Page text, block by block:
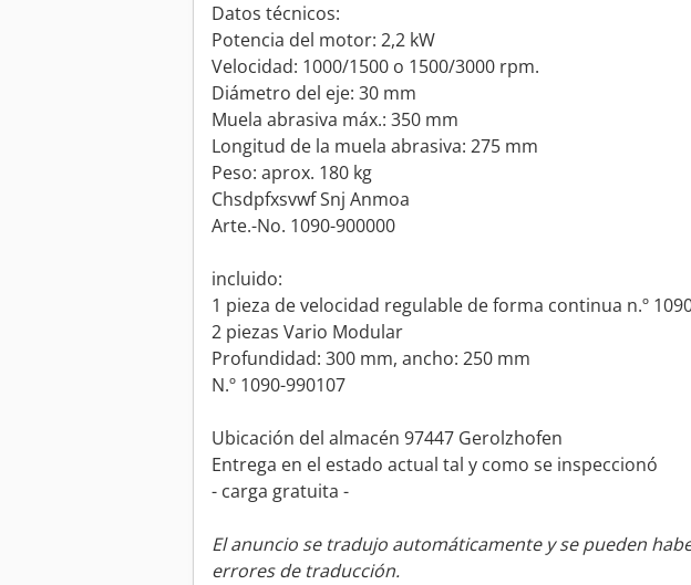
Datos técnicos:
Potencia del motor: 2,2 kW
Velocidad: 1000/1500 o 1500/3000 rpm.
Diámetro del eje: 30 mm
Muela abrasiva máx.: 350 mm
Longitud de la muela abrasiva: 275 mm
Peso: aprox. 180 kg
Chsdpfxsvwf Snj Anmoa
Arte.-No. 1090-900000
incluido:
1 pieza de velocidad regulable de forma continua n.º
2 piezas Vario Modular
Profundidad: 300 mm, ancho: 250 mm
N.º 1090-990107
Ubicación del almacén 97447 Gerolzhofen
Entrega en el estado actual tal y como se inspeccionó
- carga gratuita -
El anuncio se tradujo automáticamente y se pueden
errores de traducción.